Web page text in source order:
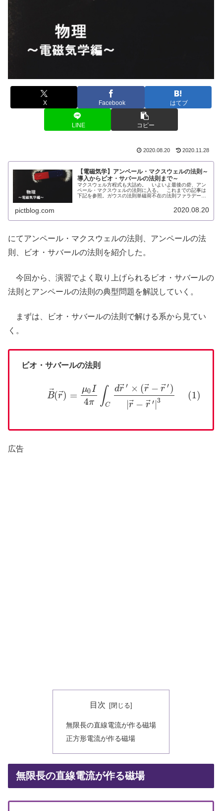
X Facebook はてブ
LINE コピー
2020.08.20 2020.11.28
【電磁気学】アンペール・マクスウェルの法則～
導入からビオ・サバールの法則まで～
マクスウェル方程式も大詰め。 いよいよ最後の砦、アン
ペール・マクスウェルの法則に入る。 これまでの記事は
下記を参照。ガウスの法則単磁荷不在の法則ファラデーの
pictblog.com 2020.08.20
にてアンペール・マクスウェルの法則、アンペールの法
則、ビオ・サバールの法則を紹介した。
今回から、演習でよく取り上げられるビオ・サバールの
法則とアンペールの法則の典型問題を解説していく。
まずは、ビオ・サバールの法則で解ける系から見てい
く。
ビオ・サバールの法則
B⃗(r⃗
) =
μ0I
4π ∫C
dr ⃗′ × (r ⃗− r⃗′)
|r ⃗− r⃗′ |3 (1)
→ 0I4π∫ dr →′×(r →−r→ ′)|r →−r
広告
目次
無限長の直線電流が作る磁場
正方形電流が作る磁場
無限長の直線電流が作る磁場